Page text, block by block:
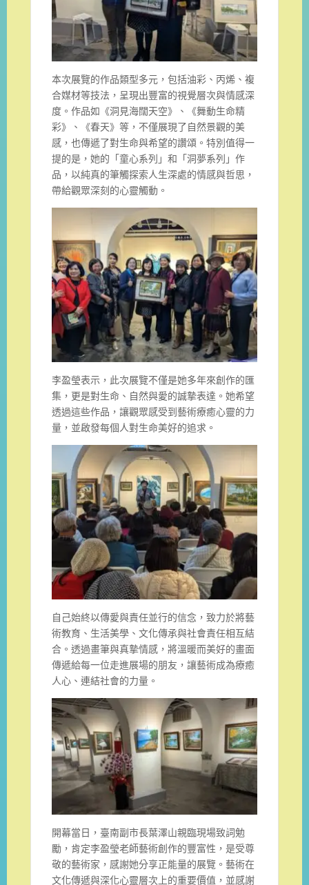
本次展覽的作品類型多元，包括油彩、丙烯、複
合媒材等技法，呈現出豐富的視覺層次與情感深
度。作品如《洞見海闊天空》、《舞動生命精
彩》、《春天》等，不僅展現了自然景觀的美
感，也傳遞了對生命與希望的讚頌。特別值得一
提的是，她的「童心系列」和「洞夢系列」作
品，以純真的筆觸探索人生深處的情感與哲思，
帶給觀眾深刻的心靈觸動。
李盈瑩表示，此次展覽不僅是她多年來創作的匯
集，更是對生命、自然與愛的誠摯表達。她希望
透過這些作品，讓觀眾感受到藝術療癒心靈的力
量，並啟發每個人對生命美好的追求。
自己始終以傳愛與責任並行的信念，致力於將藝
術教育、生活美學、文化傳承與社會責任相互結
合。透過畫筆與真摯情感，將溫暖而美好的畫面
傳遞給每一位走進展場的朋友，讓藝術成為療癒
人心、連結社會的力量。
開幕當日，臺南副市長葉澤山親臨現場致詞勉
勵，肯定李盈瑩老師藝術創作的豐富性，是受尊
敬的藝術家，感謝她分享正能量的展覽。藝術在
文化傳遞與深化心靈層次上的重要價值，並感謝